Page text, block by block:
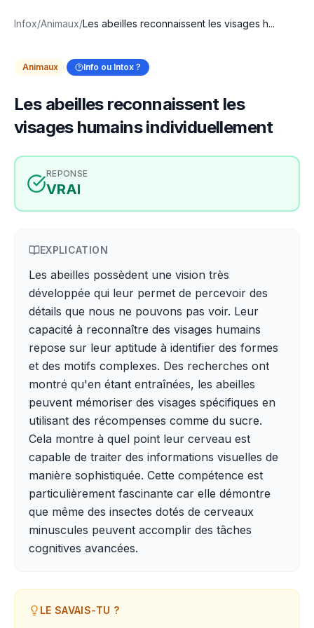
Infox/Animaux/Les abeilles reconnaissent les visages h...
Animaux Info ou Intox ?
Les abeilles reconnaissent les
visages humains individuellement
REPONSE
VRAI
EXPLICATION
Les abeilles possèdent une vision très
développée qui leur permet de percevoir des
détails que nous ne pouvons pas voir. Leur
capacité à reconnaître des visages humains
repose sur leur aptitude à identifier des formes
et des motifs complexes. Des recherches ont
montré qu'en étant entraînées, les abeilles
peuvent mémoriser des visages spécifiques en
utilisant des récompenses comme du sucre.
Cela montre à quel point leur cerveau est
capable de traiter des informations visuelles de
manière sophistiquée. Cette compétence est
particulièrement fascinante car elle démontre
que même des insectes dotés de cerveaux
minuscules peuvent accomplir des tâches
cognitives avancées.
LE SAVAIS-TU ?